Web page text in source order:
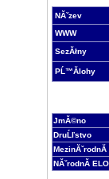
NĂˇzev
WWW
SezĂłny
PĹ™Ă­lohy
JmĂ©no
DruĹľstvo
MezinĂˇrodnĂ­
NĂˇrodnĂ­ ELO